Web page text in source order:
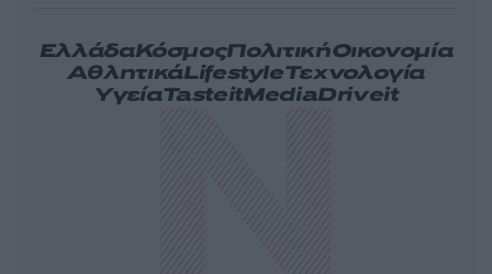
ΕλλάδαΚόσμοςΠολιτικήΟικονομία
ΑθλητικάLifestyleΤεχνολογία
ΥγείαTasteitMediaDriveit